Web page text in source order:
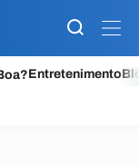
Entretenimento